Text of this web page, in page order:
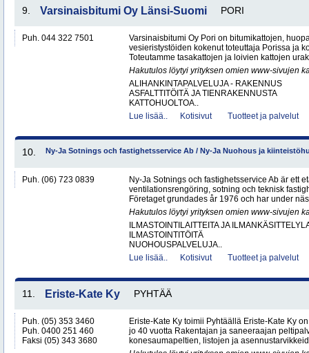
9. Varsinaisbitumi Oy Länsi-Suomi PORI
Puh. 044 322 7501
Varsinaisbitumi Oy Pori on bitumikattojen,
vesieristystöiden kokenut toteuttaja Porissa ja
Toteutamme tasakattojen ja loivien kattojen
Hakutulos löytyi yrityksen omien www-sivujen
ALIHANKINTAPALVELUJA - RAKENNUS
ASFALTTITÖITÄ JA TIENRAKENNUSTA
KATTOHUOLTOA..
Lue lisää..
Kotisivut Tuotteet ja palvelut
10. Ny-Ja Sotnings och fastighetsservice Ab / Ny-Ja Nuohous ja
Puh. (06) 723 0839
Ny-Ja Sotnings och fastighetsservice Ab är ett
ventilationsrengöring, sotning och teknisk
Företaget grundades år 1976 och har under
Hakutulos löytyi yrityksen omien www-sivujen
ILMASTOINTILAITTEITA JA
ILMASTOINTITÖITÄ
NUOHOUSPALVELUJA..
Lue lisää..
Kotisivut Tuotteet ja palvelut
11. Eriste-Kate Ky PYHTÄÄ
Puh. (05) 353 3460
Puh. 0400 251 460
Faksi (05) 343 3680
Eriste-Kate Ky toimii Pyhtäällä Eriste-Kate Ky
jo 40 vuotta Rakentajan ja saneeraajan
konesaumapeltien, listojen ja